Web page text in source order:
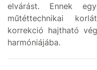
elvárást. Ennek
műtéttechnikai
korrekció hajtható
harmóniájába.